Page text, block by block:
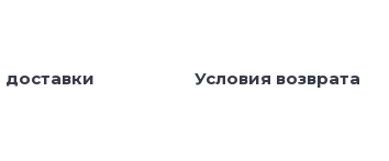
доставки Условия возврата